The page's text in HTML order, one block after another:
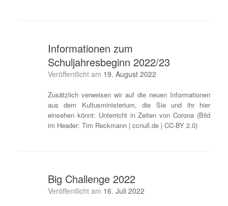
Informationen zum
Schuljahresbeginn 2022/23
Veröffentlicht am 19. August 2022
Zusätzlich verweisen wir auf die neuen Informationen
aus dem Kultusministerium, die Sie und ihr hier
einsehen könnt: Unterricht in Zeiten von Corona (Bild
im Header: Tim Reckmann | ccnull.de | CC-BY 2.0)
Big Challenge 2022
Veröffentlicht am 16. Juli 2022